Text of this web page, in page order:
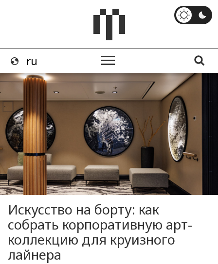
Искусство на борту: как
собрать корпоративную арт-
коллекцию для круизного
лайнера